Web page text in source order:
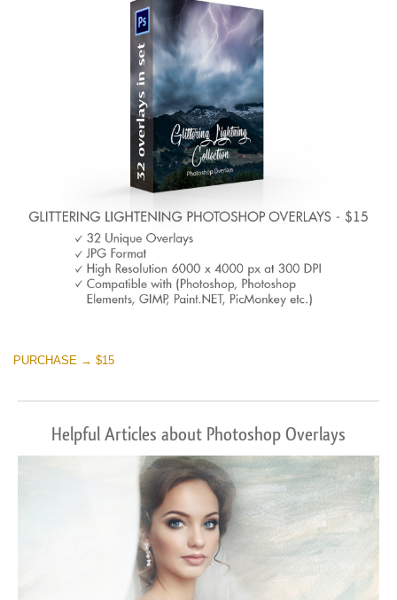
PURCHASE → $15
Helpful Articles about Photoshop Overlays